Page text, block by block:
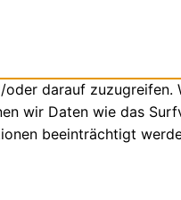
darauf
wir Daten wie das
beeinträchtigt